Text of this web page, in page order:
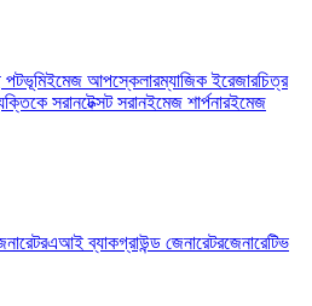
পটভূমিইমেজ আপস্কেলারম্যাজিক ইরেজারচিত্র
সরানটেক্সট সরানইমেজ শার্পনারইমেজ
এআই ব্যাকগ্রাউন্ড জেনারেটরজেনারেটিভ